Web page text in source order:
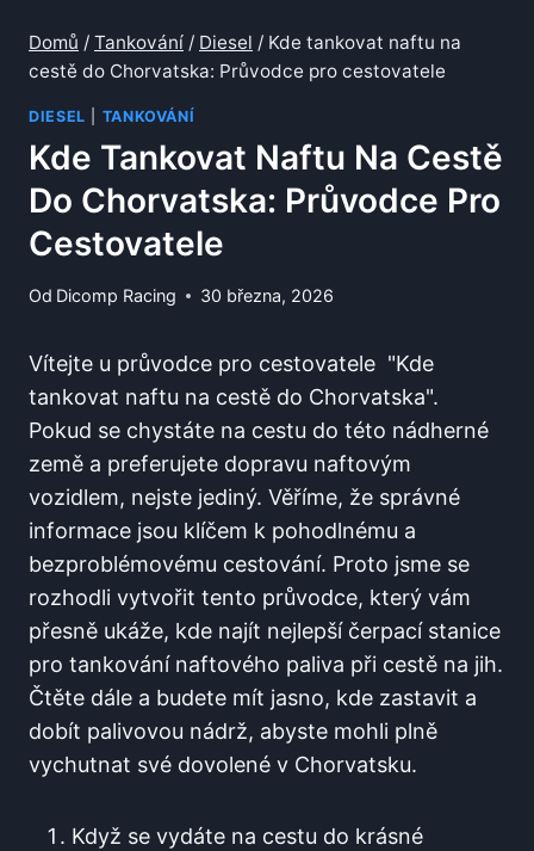
Domů / Tankování / Diesel / Kde tankovat naftu na
cestě do Chorvatska: Průvodce pro cestovatele
DIESEL TANKOVÁNÍ
Kde Tankovat Naftu Na Cestě
Do Chorvatska: Průvodce Pro
Cestovatele
Od Dicomp Racing 30 března, 2026
Vítejte‍ u ⁣průvodce pro cestovatele ‍ "Kde‌
tankovat naftu na cestě do Chorvatska".‌
Pokud se chystáte na cestu do této nádherné
země‍ a preferujete dopravu naftovým
vozidlem, nejste jediný.‌ Věříme, že‌ správné
informace jsou klíčem k pohodlnému a
bezproblémovému cestování. Proto jsme⁢ se
rozhodli vytvořit tento průvodce, který vám
⁢přesně ukáže, ‌kde najít nejlepší ‍čerpací stanice
pro tankování naftového paliva při cestě ⁣na jih.
Čtěte dále a ‌budete mít​ jasno, kde zastavit a
dobít palivovou nádrž, abyste ⁢mohli ⁢plně
⁣vychutnat své dovolené v Chorvatsku.
Když ‍se vydáte na cestu‍ do krásné